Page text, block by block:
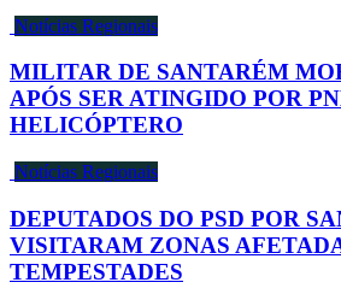
Notícias Regionais
MILITAR DE SANTARÉM
APÓS SER ATINGIDO POR
HELICÓPTERO
Notícias Regionais
DEPUTADOS DO PSD POR
VISITARAM ZONAS
TEMPESTADES